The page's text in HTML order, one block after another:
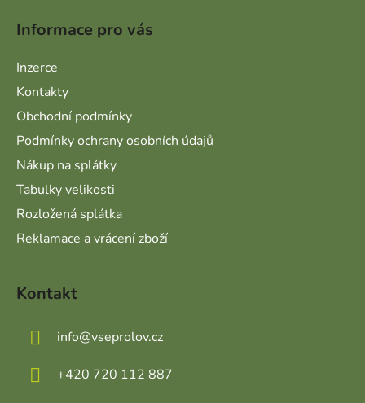
Informace pro vás
Inzerce
Kontakty
Obchodní podmínky
Podmínky ochrany osobních údajů
Nákup na splátky
Tabulky velikosti
Rozložená splátka
Reklamace a vrácení zboží
Kontakt
info@vseprolov.cz
+420 720 112 887